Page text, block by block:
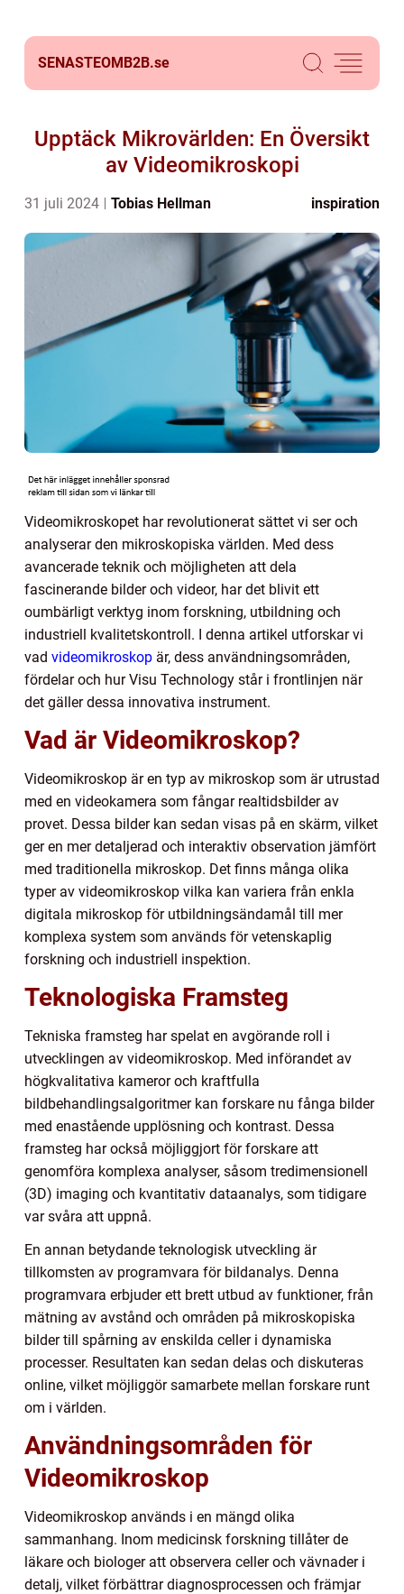
SENASTEOMB2B.se
Upptäck Mikrovärlden: En Översikt
av Videomikroskopi
31 juli 2024 Tobias Hellman inspiration
Videomikroskopet har revolutionerat sättet vi ser och
analyserar den mikroskopiska världen. Med dess
avancerade teknik och möjligheten att dela
fascinerande bilder och videor, har det blivit ett
oumbärligt verktyg inom forskning, utbildning och
industriell kvalitetskontroll. I denna artikel utforskar vi
vad videomikroskop är, dess användningsområden,
fördelar och hur Visu Technology står i frontlinjen när
det gäller dessa innovativa instrument.
Vad är Videomikroskop?
Videomikroskop är en typ av mikroskop som är utrustad
med en videokamera som fångar realtidsbilder av
provet. Dessa bilder kan sedan visas på en skärm, vilket
ger en mer detaljerad och interaktiv observation jämfört
med traditionella mikroskop. Det finns många olika
typer av videomikroskop vilka kan variera från enkla
digitala mikroskop för utbildningsändamål till mer
komplexa system som används för vetenskaplig
forskning och industriell inspektion.
Teknologiska Framsteg
Tekniska framsteg har spelat en avgörande roll i
utvecklingen av videomikroskop. Med införandet av
högkvalitativa kameror och kraftfulla
bildbehandlingsalgoritmer kan forskare nu fånga bilder
med enastående upplösning och kontrast. Dessa
framsteg har också möjliggjort för forskare att
genomföra komplexa analyser, såsom tredimensionell
(3D) imaging och kvantitativ dataanalys, som tidigare
var svåra att uppnå.
En annan betydande teknologisk utveckling är
tillkomsten av programvara för bildanalys. Denna
programvara erbjuder ett brett utbud av funktioner, från
mätning av avstånd och områden på mikroskopiska
bilder till spårning av enskilda celler i dynamiska
processer. Resultaten kan sedan delas och diskuteras
online, vilket möjliggör samarbete mellan forskare runt
om i världen.
Användningsområden för
Videomikroskop
Videomikroskop används i en mängd olika
sammanhang. Inom medicinsk forskning tillåter de
läkare och biologer att observera celler och vävnader i
detalj, vilket förbättrar diagnosprocessen och främjar